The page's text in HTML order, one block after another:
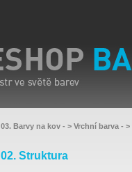
03. Barvy na kov - > Vrchní barva - >
02. Struktura